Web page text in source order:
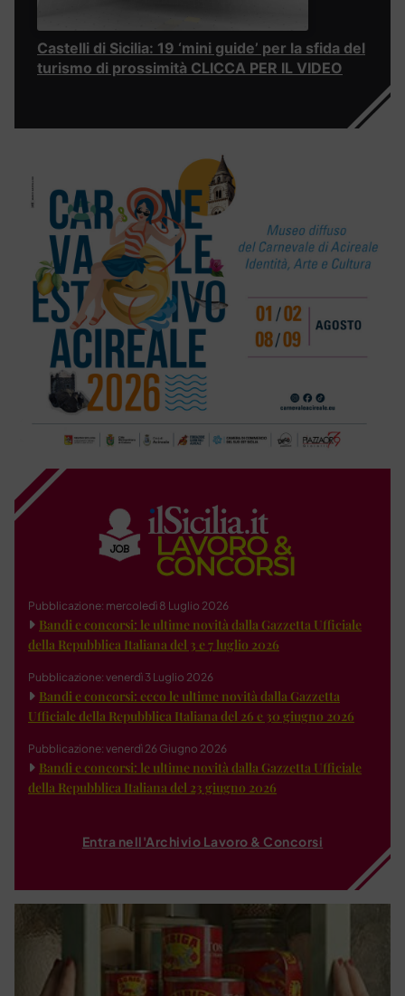
Castelli di Sicilia: 19 ‘mini guide’ per la sfida del
turismo di prossimità CLICCA PER IL VIDEO
Pubblicazione: mercoledì 8 Luglio 2026
Bandi e concorsi: le ultime novità dalla Gazzetta Ufficiale
della Repubblica Italiana del 3 e 7 luglio 2026
Pubblicazione: venerdì 3 Luglio 2026
Bandi e concorsi: ecco le ultime novità dalla Gazzetta
Ufficiale della Repubblica Italiana del 26 e 30 giugno 2026
Pubblicazione: venerdì 26 Giugno 2026
Bandi e concorsi: le ultime novità dalla Gazzetta Ufficiale
della Repubblica Italiana del 23 giugno 2026
Entra nell'Archivio Lavoro & Concorsi